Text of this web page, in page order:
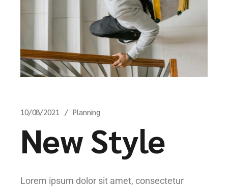
10/08/2021 Planning
New Style
Lorem ipsum dolor sit amet, consectetur